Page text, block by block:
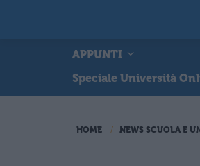
APPUNTI
Speciale Università
HOME NEWS SCUOLA E